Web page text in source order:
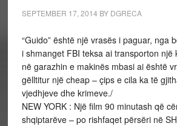
SEPTEMBER 17, 2014 BY DGRECA
“Guido” është një vrasës i paguar, nga
i shmanget FBI teksa ai transporton një
në garazhin e makinës mbasi ai është
gëlltitur një cheap – çips e cila ka të
vjedhjeve dhe krimeve./
NEW YORK : Një film 90 minutash që
shqiptarëve – po rishfaqet përsëri në